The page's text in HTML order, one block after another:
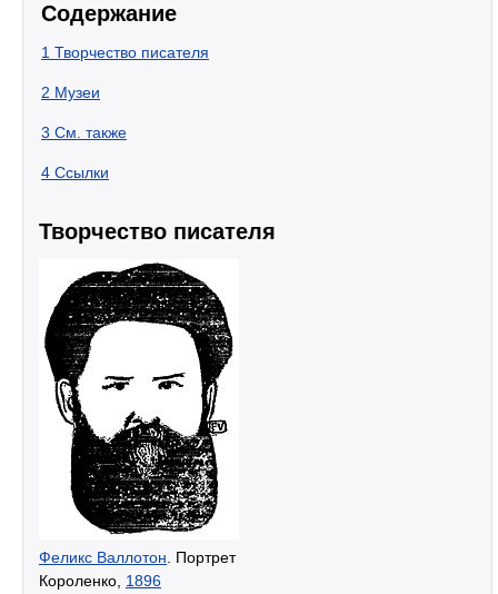
Содержание
1 Творчество писателя
2 Музеи
3 См. также
4 Ссылки
Творчество писателя
Феликс Валлотон . Портрет
Короленко, 1896